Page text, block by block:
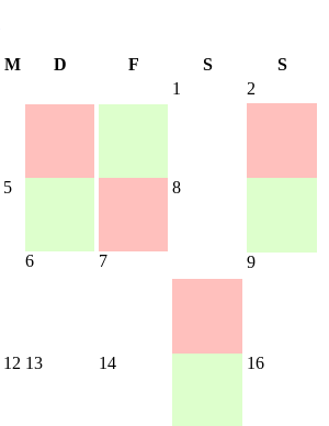
M D F S
S
1
2
5
6 7
8
9
12 13 14 16